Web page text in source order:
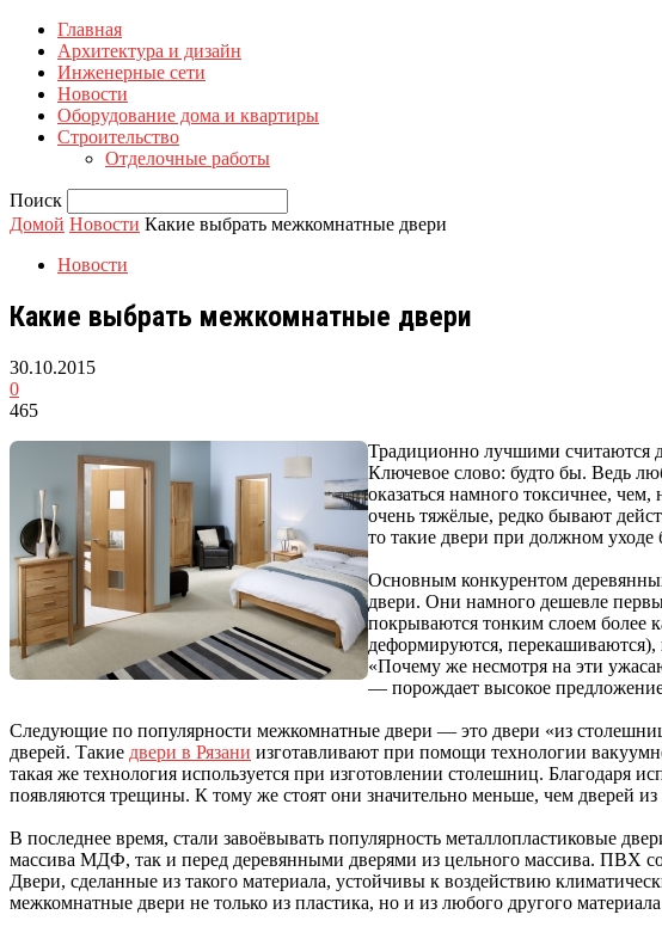
Главная
Архитектура и дизайн
Инженерные сети
Новости
Оборудование дома и квартиры
Строительство
Отделочные работы
Поиск
Домой Новости Какие выбрать межкомнатные двери
Новости
Какие выбрать межкомнатные двери
30.10.2015
0
465
Традиционно лучшими считаются
Ключевое слово: будто бы. Ведь
оказаться намного токсичнее,
очень тяжёлые, редко бывают
то такие двери при должном уходе
Основным конкурентом
двери. Они намного дешевле
покрываются тонким слоем более
деформируются,
«Почему же несмотря на эти
— порождает высокое
Следующие по популярности межкомнатные двери — это двери «из
дверей. Такие двери в Рязани изготавливают при помощи технологии
такая же технология используется при изготовлении столешниц.
появляются трещины. К тому же стоят они значительно меньше, чем дверей
В последнее время, стали завоёвывать популярность металлопластиковые
массива МДФ, так и перед деревянными дверями из цельного массива. ПВХ
Двери, сделанные из такого материала, устойчивы к воздействию
межкомнатные двери не только из пластика, но и из любого другого